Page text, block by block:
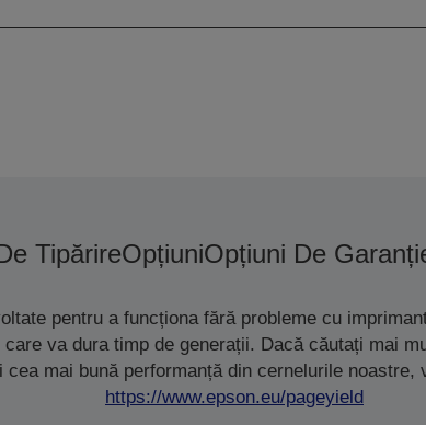
TipărireOpțiuniOpțiuni De
pentru a funcționa fără probleme cu
va dura timp de generații. Dacă căutați mai
cea mai bună performanță din cernelurile noastre,
https://www.epson.eu/pageyield